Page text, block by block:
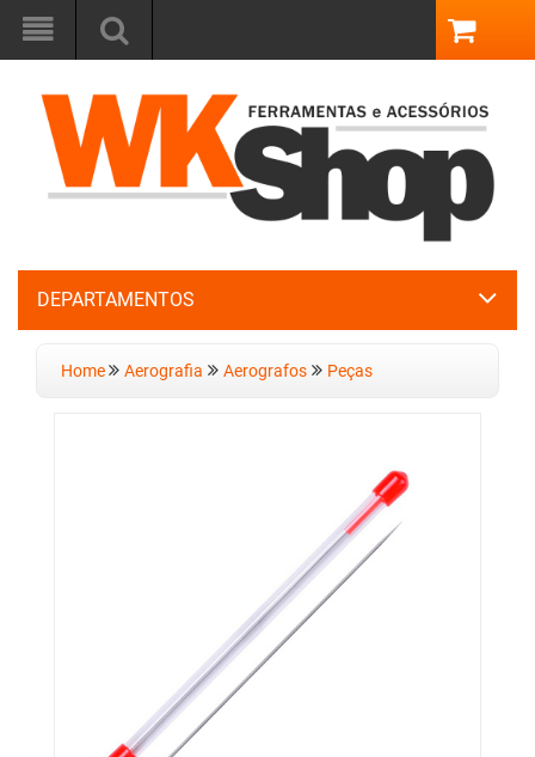
DEPARTAMENTOS
Home Aerografia Aerografos Peças